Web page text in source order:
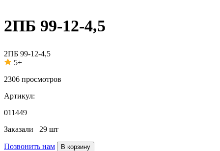
2ПБ 99-12-4,5
2ПБ 99-12-4,5
5+
2306 просмотров
Артикул:
011449
Заказали 29 шт
Позвонить нам В корзину